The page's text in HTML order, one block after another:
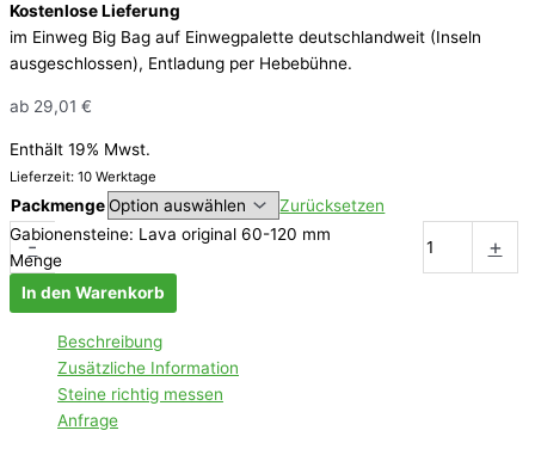
Kostenlose Lieferung
im Einweg Big Bag auf Einwegpalette deutschlandweit (Inseln
ausgeschlossen), Entladung per Hebebühne.
ab 29,01 €
Enthält 19% Mwst.
Lieferzeit: 10 Werktage
Packmenge Zurücksetzen
-
Gabionensteine: Lava original 60-120 mm
Menge
+
In den Warenkorb
Beschreibung
Zusätzliche Information
Steine richtig messen
Anfrage